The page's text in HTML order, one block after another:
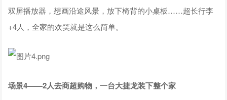
双屏播放器，想画沿途风景，放下椅背的小桌板……超长行李
+4人，全家的欢笑就是这么简单。
场景4——2人去商超购物，一台大捷龙装下整个家